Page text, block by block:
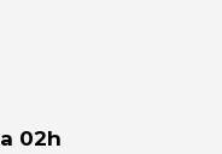
02h